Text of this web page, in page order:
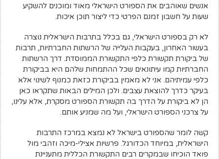
אנשים שאוהבים את הספורט הישראלי מאוד ומוכנים להשקיע
שעות על חשבון זמנם הפרטי כדי ליצור תוכן איכות.
לא רק בספורט הישראלי, גם בכלל בתרבות הישראלית נוצרה
בעשור האחרון, בעקבות העלייה של הרשתות החברתיות, תרבות
של ביקורת תקשורת כלפי התקשורת הממוסדת. דרך הרשתות
החברתיות קמו עיתונאים שכל ההתמחות שלהם היא בביקורת
כלפי עמיתיהם. אני לא מאמין בביקורת כזאת כמנוף לשינוי אלא
בעיקר כדרך להוצאת עצבים. ולכן המילים הבאות שתקראו כאן
הן לא ביקורת על הדרך בה תקשורת הספורט מסקרת, אלא עלינו,
על צרכני הספורט הישראלי, ועל מה שמניע אותם.
קשה לומר שהספורט בישראל לא נמצא במרכז התרבות
הישראלית, במיוחד הכדורגל. פרשיות אצילי-מיכה וזהבי מול
פואד הוכיחו שבמקרים רבים התקשורת הכללית מתעניינת